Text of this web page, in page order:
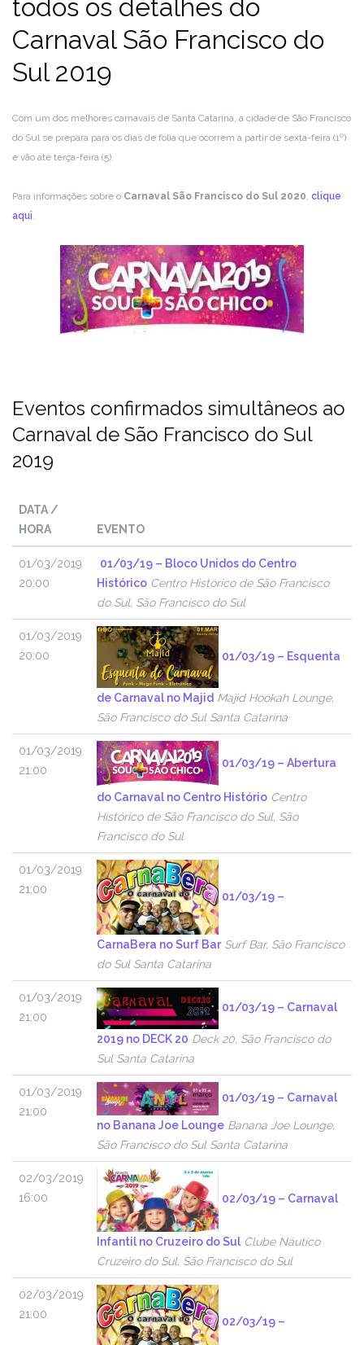
todos os detalhes do
Carnaval São Francisco do
Sul 2019
Com um dos melhores carnavais de Santa Catarina, a cidade de São Francisco
do Sul se prepara para os dias de folia que ocorrem a partir de sexta-feira (1º)
e vão até terça-feira (5).
Para informações sobre o Carnaval São Francisco do Sul 2020, clique
aqui.
Eventos confirmados simultâneos ao
Carnaval de São Francisco do Sul
2019
DATA /
HORA
EVENTO
01/03/2019
20:00
01/03/19 – Bloco Unidos do Centro
Histórico Centro Histórico de São Francisco
do Sul, São Francisco do Sul
01/03/2019
20:00
01/03/19 – Esquenta
de Carnaval no Majid Majid Hookah Lounge,
São Francisco do Sul Santa Catarina
01/03/2019
21:00
01/03/19 – Abertura
do Carnaval no Centro Histório Centro
Histórico de São Francisco do Sul, São
Francisco do Sul
01/03/2019
21:00
01/03/19 –
CarnaBera no Surf Bar Surf Bar, São Francisco
do Sul Santa Catarina
01/03/2019
21:00
01/03/19 – Carnaval
2019 no DECK 20 Deck 20, São Francisco do
Sul Santa Catarina
01/03/2019
21:00
01/03/19 – Carnaval
no Banana Joe Lounge Banana Joe Lounge,
São Francisco do Sul Santa Catarina
02/03/2019
16:00
02/03/19 – Carnaval
Infantil no Cruzeiro do Sul Clube Náutico
Cruzeiro do Sul, São Francisco do Sul
02/03/2019
21:00
02/03/19 –